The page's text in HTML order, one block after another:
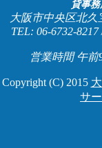
貸事
大阪市中央区北
TEL: 06-6732-
営業時間 午
Copyright (C) 2015
サー